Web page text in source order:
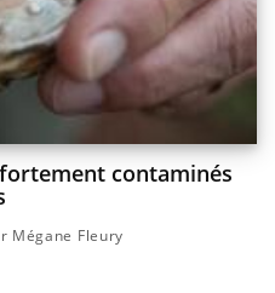
contaminés
Mégane Fleury